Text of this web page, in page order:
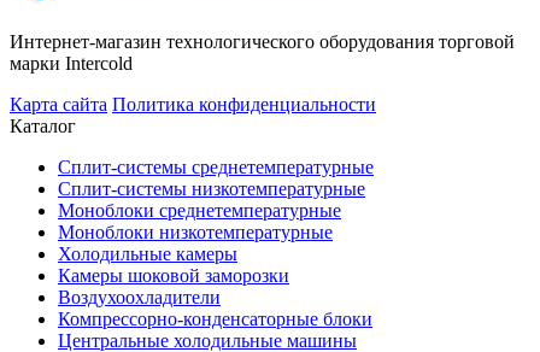
Интернет-магазин технологического оборудования торговой
марки Intercold
Карта сайта Политика конфиденциальности
Каталог
Сплит-системы среднетемпературные
Сплит-системы низкотемпературные
Моноблоки среднетемпературные
Моноблоки низкотемпературные
Холодильные камеры
Камеры шоковой заморозки
Воздухоохладители
Компрессорно-конденсаторные блоки
Центральные холодильные машины